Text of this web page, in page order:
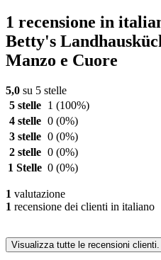
1 recensione in
Betty's
Manzo e Cuore
5,0 su 5 stelle
5 stelle
1 (100%)
4 stelle 0 (0%)
3 stelle 0 (0%)
2 stelle 0 (0%)
1 Stelle 0 (0%)
1 valutazione
1 recensione dei clienti in italiano
Visualizza tutte le recensioni clienti.